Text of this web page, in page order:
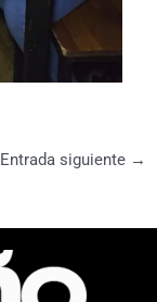
Entrada siguiente →